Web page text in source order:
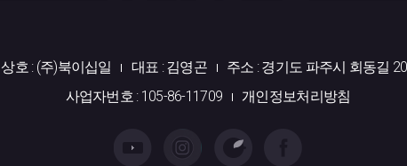
상호 : (주)북이십일 대표 : 김영곤
주소 : 경기도 파주시 회동길
사업자번호 : 105-86-11709
개인정보처리방침